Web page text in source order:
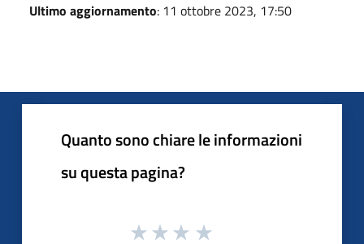
Ultimo aggiornamento: 11 ottobre 2023, 17:50
Quanto sono chiare le informazioni
su questa pagina?